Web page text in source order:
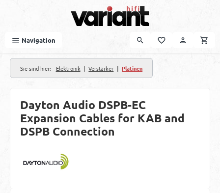
Navigation
Sie sind hier: Elektronik | Verstärker | Platinen
Dayton Audio DSPB-EC
Expansion Cables for KAB and
DSPB Connection